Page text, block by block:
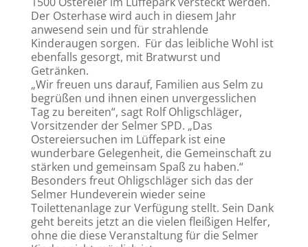
Der Osterhase wird auch in diesem Jahr
anwesend sein und für strahlende
Kinderaugen sorgen. Für das leibliche Wohl ist
ebenfalls gesorgt, mit Bratwurst und
Getränken.
„Wir freuen uns darauf, Familien aus Selm zu
begrüßen und ihnen einen unvergesslichen
Tag zu bereiten“, sagt Rolf Ohligschläger,
Vorsitzender der Selmer SPD. „Das
Ostereiersuchen im Lüffepark ist eine
wunderbare Gelegenheit, die Gemeinschaft zu
stärken und gemeinsam Spaß zu haben.“
Besonders freut Ohligschläger sich das der
Selmer Hundeverein wieder seine
Toilettenanlage zur Verfügung stellt. Sein Dank
geht bereits jetzt an die vielen fleißigen Helfer,
ohne die diese Veranstaltung für die Selmer